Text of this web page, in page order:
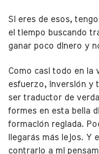
Si eres de esos,
el tiempo buscando
ganar poco dinero y
Como casi todo en la
esfuerzo, inversión y
ser traductor de
formes en esta bella
formación reglada.
llegarás más lejos. Y
contrario a mi